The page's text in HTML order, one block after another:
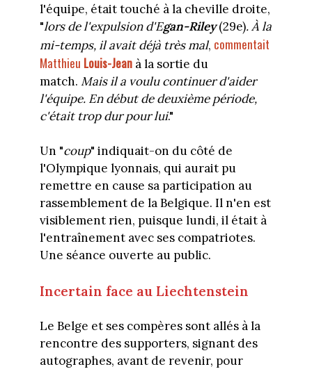
l'équipe, était touché à la cheville droite,
"lors de l'expulsion d'Egan-Riley (29e). À la
mi-temps, il avait déjà très mal, commentait
Matthieu Louis-Jeanà la sortie du
match. Mais il a voulu continuer d'aider
l'équipe. En début de deuxième période,
c'était trop dur pour lui."
Un "coup" indiquait-on du côté de
l'Olympique lyonnais, qui aurait pu
remettre en cause sa participation au
rassemblement de la Belgique. Il n'en est
visiblement rien, puisque lundi, il était à
l'entraînement avec ses compatriotes.
Une séance ouverte au public.
Incertain face au Liechtenstein
Le Belge et ses compères sont allés à la
rencontre des supporters, signant des
autographes, avant de revenir, pour